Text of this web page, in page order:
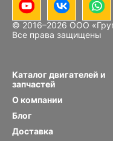
© 2016–2026 ООО
Все права защищены
Каталог двигателей и
запчастей
О компании
Блог
Доставка